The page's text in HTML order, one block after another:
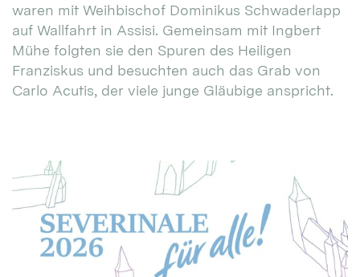
waren mit Weihbischof Dominikus Schwaderlapp
auf Wallfahrt in Assisi. Gemeinsam mit Ingbert
Mühe folgten sie den Spuren des Heiligen
Franziskus und besuchten auch das Grab von
Carlo Acutis, der viele junge Gläubige anspricht.